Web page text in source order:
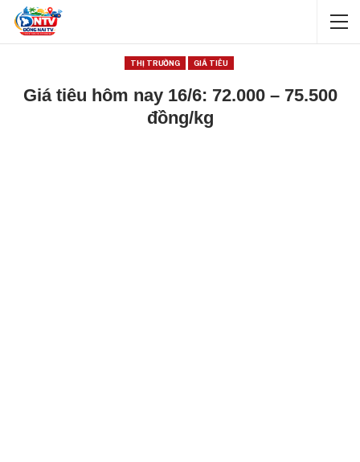
THỊ TRƯỜNG GIÁ TIÊU
Giá tiêu hôm nay 16/6: 72.000 – 75.500
đồng/kg